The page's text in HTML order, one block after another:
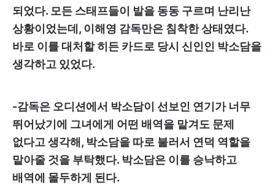
되었다. 모든 스태프들이 발을 동동 구르며 난리난
상황이었는데, 이해영 감독만은 침착한 상태였다.
바로 이를 대처할 히든 카드로 당시 신인인 박소담을
생각하고 있었다.
-감독은 오디션에서 박소담이 선보인 연기가 너무
뛰어났기에 그녀에게 어떤 배역을 맡겨도 문제
없다고 생각해, 박소담을 따로 불러서 연덕 역할을
맡아줄 것을 부탁했다. 박소담은 이를 승낙하고
배역에 몰두하게 된다.